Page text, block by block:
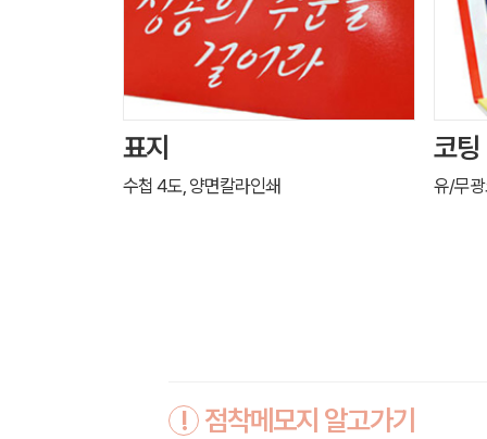
표지
수첩 4도, 양면칼라인쇄
코팅
유/무
! 점착메모지 알고가기